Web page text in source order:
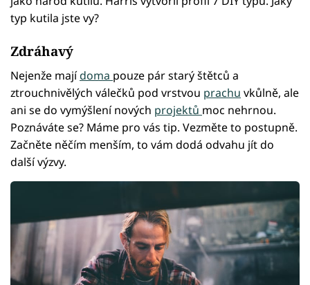
typ kutila jste vy?
Zdráhavý
Nejenže majídoma pouze pár starý štětců a
ztrouchnivělých válečků pod vrstvou prachu vkůlně, ale
ani se do vymýšlení nových projektů moc nehrnou.
Poznáváte se? Máme pro vás tip. Vezměte to postupně.
Začněte něčím menším, to vám dodá odvahu jít do
další výzvy.